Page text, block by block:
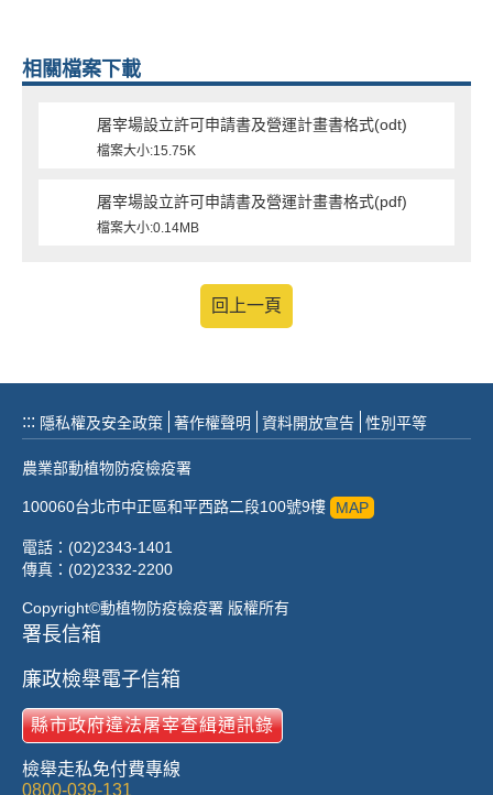
相關檔案下載
屠宰場設立許可申請書及營運計畫書格式(odt)
檔案大小:15.75K
屠宰場設立許可申請書及營運計畫書格式(pdf)
檔案大小:0.14MB
回上一頁
::: 隱私權及安全政策 著作權聲明 資料開放宣告 性別平等
農業部動植物防疫檢疫署
100060台北市中正區和平西路二段100號9樓 MAP
電話：(02)2343-1401
傳真：(02)2332-2200
Copyright©動植物防疫檢疫署 版權所有
署長信箱
廉政檢舉電子信箱
縣市政府違法屠宰查緝通訊錄
檢舉走私免付費專線
0800-039-131